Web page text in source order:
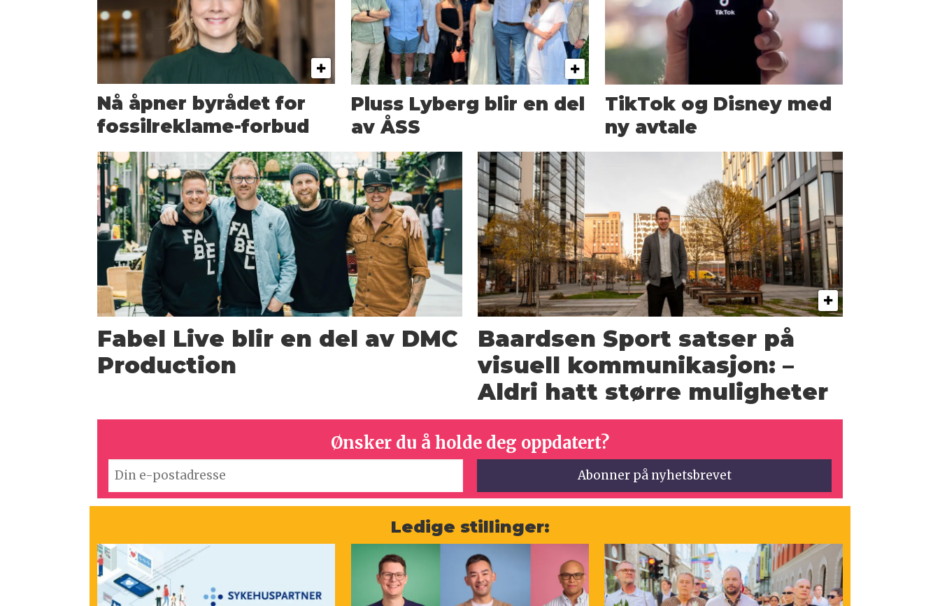
Nå åpner byrådet for
fossilreklame-forbud
Pluss Lyberg blir en del
av ÅSS
TikTok og Disney med
ny avtale
Fabel Live blir en del av DMC
Production
Baardsen Sport satser på
visuell kommunikasjon: –
Aldri hatt større muligheter
Ønsker du å holde deg oppdatert?
Ledige stillinger: